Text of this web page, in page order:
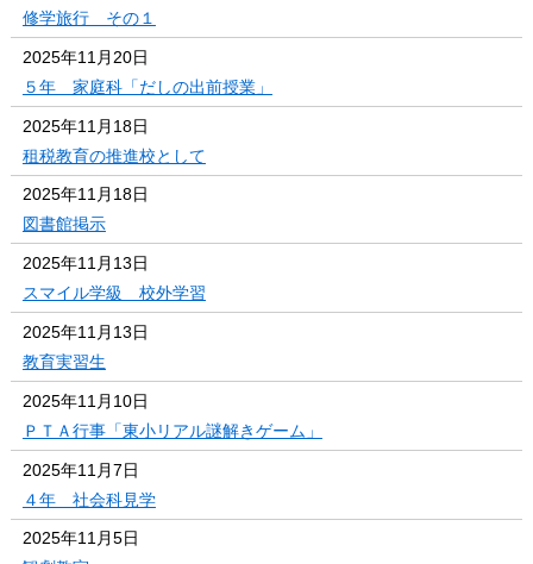
修学旅行 その１
2025年11月20日
５年 家庭科「だしの出前授業」
2025年11月18日
租税教育の推進校として
2025年11月18日
図書館掲示
2025年11月13日
スマイル学級 校外学習
2025年11月13日
教育実習生
2025年11月10日
ＰＴＡ行事「東小リアル謎解きゲーム」
2025年11月7日
４年 社会科見学
2025年11月5日